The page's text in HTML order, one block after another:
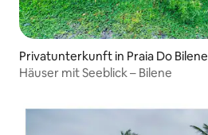
Privatunterkunft in Praia Do Bilene
Häuser mit Seeblick – Bilene